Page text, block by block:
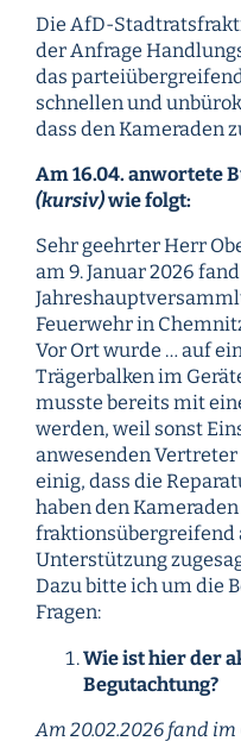
Die AfD-
der Anfrage
das
schnellen und
dass den Kameraden
Am 16.04. anwortete
(kursiv)wie folgt:
Sehr geehrter Herr
am 9. Januar 2026
Feuerwehr in
Vor Ort wurde … auf
Trägerbalken im
musste bereits mit
werden, weil sonst
anwesenden
einig, dass die
haben den
fraktionsübergreifend
Unterstützung
Dazu bitte ich um die
Fragen:
Wie ist hier der
Begutachtung?
Am 20.02.2026 fand